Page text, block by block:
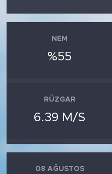
NEM
%55
RÜZGAR
6.39 M/S
08 AĞUSTOS